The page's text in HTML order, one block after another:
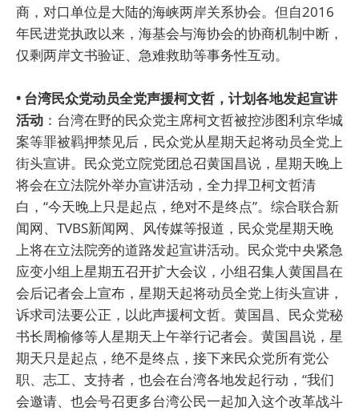
商，对口单位是大陆的海峡两岸关系协会。但自2016
年民进党执政以来，海基会与海协会的协商机制中断，
仅剩两岸文书验证、急难救助等事务性互动。
• 台湾民众党动员全党声援柯文哲，计划各地发起宣讲
活动 ：台湾在野的民众党主席柯文哲被控涉图利京华城
案等罪被羁押禁见后，民众党从星期天起将动员全党上
街头宣讲。民众党立院党团总召黄国昌说，星期天晚上
将会在立法院外举办宣讲活动，全力捍卫柯文哲清
白，“今天晚上只是起点，绝对不是终点”。综合联合新
闻网、TVBS新闻网、风传媒等报道，民众党星期天晚
上将在立法院旁的道路发起宣讲活动。民众党中央紧急
应变小组上星期五召开扩大会议，小组召集人黄国昌在
会后记者会上宣布，星期天起将动员全党上街头宣讲，
诉求司法要公正，以此声援柯文哲。黄国昌、民众党秘
书长周榆修等人星期天上午举行记者会。黄国昌说，星
期天只是起点，绝不是终点，接下来民众党所有党公
职、志工、支持者，也会在台湾各地发起行动，“我们
会邀请、也会号召更多台湾公民一起加入这个改革战斗